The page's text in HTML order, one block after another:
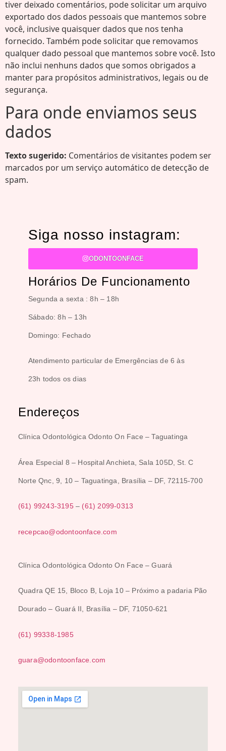
tiver deixado comentários, pode solicitar um arquivo
exportado dos dados pessoais que mantemos sobre
você, inclusive quaisquer dados que nos tenha
fornecido. Também pode solicitar que removamos
qualquer dado pessoal que mantemos sobre você. Isto
não inclui nenhuns dados que somos obrigados a
manter para propósitos administrativos, legais ou de
segurança.
Para onde enviamos seus
dados
Texto sugerido: Comentários de visitantes podem ser
marcados por um serviço automático de detecção de
spam.
Siga nosso instagram:
ODONTOONFACE
Horários De Funcionamento
Segunda a sexta : 8h – 18h
Sábado: 8h – 13h
Domingo: Fechado
Atendimento particular de Emergências de 6 às
23h todos os dias
Endereços
Clínica Odontológica Odonto On Face – Taguatinga
Área Especial 8 – Hospital Anchieta, Sala 105D, St. C
Norte Qnc, 9, 10 – Taguatinga, Brasília – DF, 72115-700
(61) 99243-3195– (61) 2099-0313
recepcao@odontoonface.com
Clínica Odontológica Odonto On Face – Guará
Quadra QE 15, Bloco B, Loja 10 – Próximo a padaria Pão
Dourado – Guará II, Brasília – DF, 71050-621
(61) 99338-1985
guara@odontoonface.com